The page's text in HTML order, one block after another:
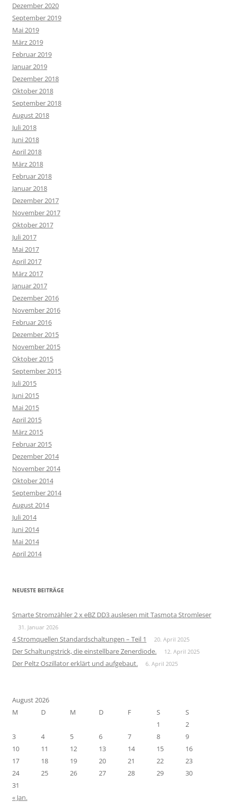
Dezember 2020
September 2019
Mai 2019
März 2019
Februar 2019
Januar 2019
Dezember 2018
Oktober 2018
September 2018
August 2018
Juli 2018
Juni 2018
April 2018
März 2018
Februar 2018
Januar 2018
Dezember 2017
November 2017
Oktober 2017
Juli 2017
Mai 2017
April 2017
März 2017
Januar 2017
Dezember 2016
November 2016
Februar 2016
Dezember 2015
November 2015
Oktober 2015
September 2015
Juli 2015
Juni 2015
Mai 2015
April 2015
März 2015
Februar 2015
Dezember 2014
November 2014
Oktober 2014
September 2014
August 2014
Juli 2014
Juni 2014
Mai 2014
April 2014
NEUESTE BEITRÄGE
Smarte Stromzähler 2 x eBZ DD3 auslesen mit Tasmota Stromleser
31. Januar 2026
4 Stromquellen Standardschaltungen – Teil 1 20. April 2025
Der Schaltungstrick, die einstellbare Zenerdiode. 12. April 2025
Der Peltz Oszillator erklärt und aufgebaut. 6. April 2025
August 2026
M
D M D F S
S
1
2
3
4 5 6 7 8
9
10
11 12 13 14 15
16
17
18 19 20 21 22
23
24
25 26 27 28 29
30
31
« Jan.